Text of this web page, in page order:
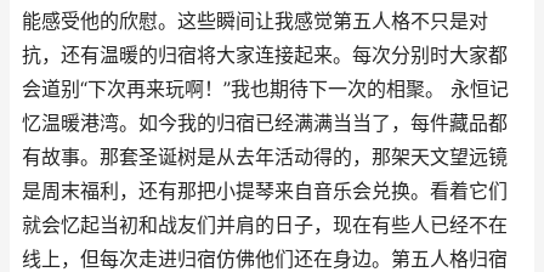
能感受他的欣慰。这些瞬间让我感觉第五人格不只是对
抗，还有温暖的归宿将大家连接起来。每次分别时大家都
会道别“下次再来玩啊！”我也期待下一次的相聚。 永恒记
忆温暖港湾。如今我的归宿已经满满当当了，每件藏品都
有故事。那套圣诞树是从去年活动得的，那架天文望远镜
是周末福利，还有那把小提琴来自音乐会兑换。看着它们
就会忆起当初和战友们并肩的日子，现在有些人已经不在
线上，但每次走进归宿仿佛他们还在身边。第五人格归宿